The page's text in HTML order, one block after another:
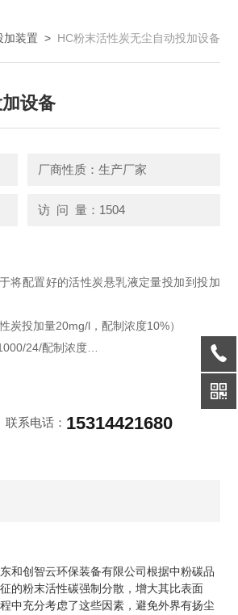
加装置 > HC粉末活性炭无尘自动投加设备
设备
厂商性质：生产厂家
访 问 量：1504
将配置好的活性炭悬乳液定量投加到投加
投加量20mg/l，配制浓度10%）
24/配制浓度
联系电话： 15314421680
创智云环保装备有限公司根据中粉碳品
的粉末活性碳强制分散，增大其比表面
中充分考虑了这些因素，避免外界有扬尘